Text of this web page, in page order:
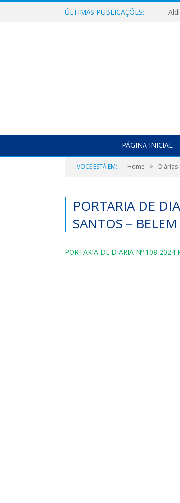
ÚLTIMAS PUBLICAÇÕES:
PÁGINA INICIAL
VOCÊ ESTÁ EM: Home » Diárias
PORTARIA DE
SANTOS – BELEM
PORTARIA DE DIARIA Nº 108-2024